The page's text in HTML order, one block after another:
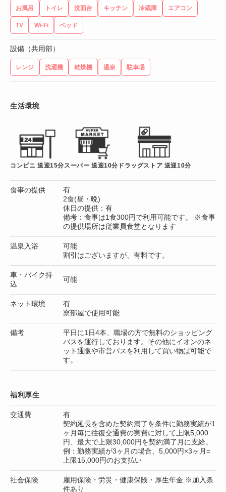
お風呂 トイレ 洗面台 キッチン 冷蔵庫 エアコン
TV Wi-Fi ベッド
設備（共用部）
レンジ 洗濯機 乾燥機 温泉 駐車場
生活環境
コンビニ 送迎15分スーパー 送迎10分 ドラッグストア 送迎10分
食事の提供
有
2食(昼・晩)
休日の提供：有
備考：食事は1食300円で利用可能です。 ※食事
の提供場所は従業員食堂となります
温泉入浴
可能
割引はございますが、有料です。
車・バイク持
込
可能
ネット環境
有
寮部屋で使用可能
備考
平日に1日4本、職場の方で無料のショッピング
バスを運行しております。その他にイオンのネ
ット通販や市営バスを利用して買い物は可能で
す。
福利厚生
交通費
有
契約延長を含めた契約満了を条件に勤務実績が1
ヶ月毎に往復交通費の実費に対して上限5,000
円、最大で上限30,000円を契約満了月に支給。
例：勤務実績が3ヶ月の場合、5,000円×3ヶ月=
上限15,000円のお支払い
社会保険
雇用保険・労災・健康保険・厚生年金 ※加入条
件あり